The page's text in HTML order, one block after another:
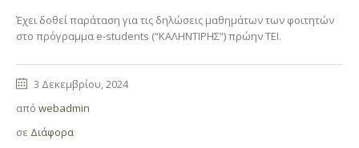
Έχει δοθεί παράταση για τις δηλώσεις μαθημάτων των φοιτητών
στο πρόγραμμα e-students (“ΚΑΛΗΝΤΙΡΗΣ”) πρώην ΤΕΙ.
3 Δεκεμβρίου, 2024
από webadmin
σε Διάφορα